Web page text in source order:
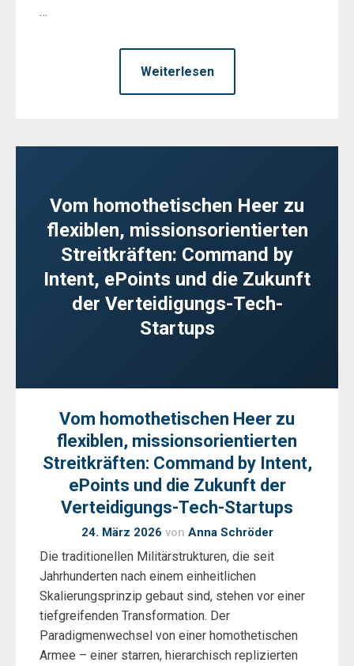
…
Weiterlesen
Vom homothetischen Heer zu
flexiblen, missionsorientierten
Streitkräften: Command by
Intent, ePoints und die Zukunft
der Verteidigungs-Tech-
Startups
Vom homothetischen Heer zu
flexiblen, missionsorientierten
Streitkräften: Command by Intent,
ePoints und die Zukunft der
Verteidigungs-Tech-Startups
24. März 2026 von Anna Schröder
Die traditionellen Militärstrukturen, die seit
Jahrhunderten nach einem einheitlichen
Skalierungsprinzip gebaut sind, stehen vor einer
tiefgreifenden Transformation. Der
Paradigmenwechsel von einer homothetischen
Armee – einer starren, hierarchisch replizierten